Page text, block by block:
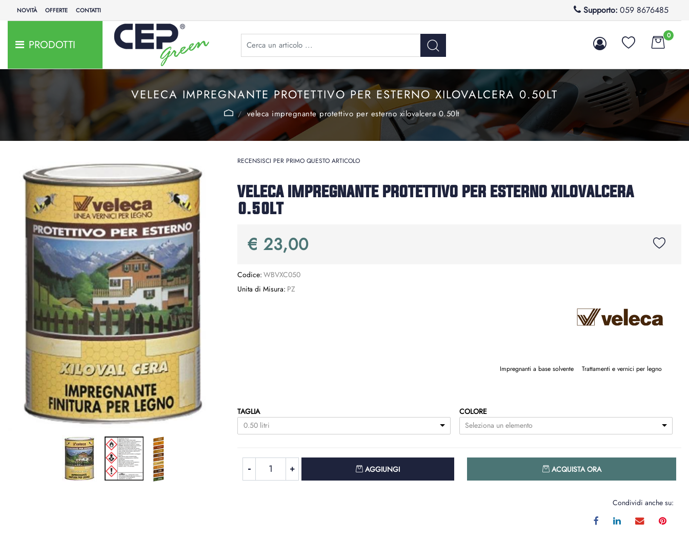
NOVITÀ OFFERTE CONTATTI Supporto: 059 8676485
PRODOTTI
0
VELECA IMPREGNANTE PROTETTIVO PER ESTERNO XILOVALCERA 0.50LT
veleca impregnante protettivo per esterno xilovalcera 0.50lt
RECENSISCI PER PRIMO QUESTO ARTICOLO
VELECA IMPREGNANTE PROTETTIVO PER ESTERNO XILOVALCERA
0.50LT
€ 23,00
Codice: WBVXC050
Unita di Misura: PZ
Impregnanti a base solvente Trattamenti e vernici per legno
TAGLIA
0.50 litri
COLORE
Seleziona un elemento
AGGIUNGI ACQUISTA ORA
Condividi anche su: